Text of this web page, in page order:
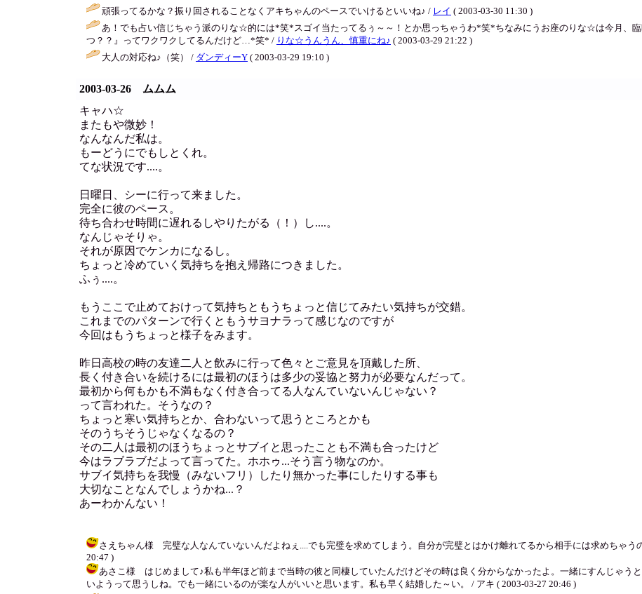
頑張ってるかな？振り回されることなくアキちゃんのペースでいけるといいね♪ / レイ ( 2003-03-30 11:30 )
あ！でも占い信じちゃう派のりな☆的には*笑*スゴイ当たってるぅ～～！とか思っちゃうわ*笑*ちなみにうお座のりな☆は今月、
つ？？』ってワクワクしてるんだけど…*笑* / りな☆うんうん、慎重にね♪ ( 2003-03-29 21:22 )
大人の対応ね♪（笑） / ダンディーY ( 2003-03-29 19:10 )
2003-03-26 ムムム
キャハ☆
またもや微妙！
なんなんだ私は。
もーどうにでもしとくれ。
てな状況です....。
日曜日、シーに行って来ました。
完全に彼のペース。
待ち合わせ時間に遅れるしやりたがる（！）し....。
なんじゃそりゃ。
それが原因でケンカになるし。
ちょっと冷めていく気持ちを抱え帰路につきました。
ふぅ....。
もうここで止めておけって気持ちともうちょっと信じてみたい気持ちが交錯。
これまでのパターンで行くともうサヨナラって感じなのですが
今回はもうちょっと様子をみます。
昨日高校の時の友達二人と飲みに行って色々とご意見を頂戴した所、
長く付き合いを続けるには最初のほうは多少の妥協と努力が必要なんだって。
最初から何もかも不満もなく付き合ってる人なんていないんじゃない？
って言われた。そうなの？
ちょっと寒い気持ちとか、合わないって思うところとかも
そのうちそうじゃなくなるの？
その二人は最初のほうちょっとサブイと思ったことも不満も合ったけど
今はラブラブだよって言ってた。ホホゥ...そう言う物なのか。
サブイ気持ちを我慢（みないフリ）したり無かった事にしたりする事も
大切なことなんでしょうかね...？
あーわかんない！
さえちゃん様 完璧な人なんていないんだよねぇ....でも完璧を求めてしまう。自分が完璧とはかけ離れてるから相手には求めちゃう
20:47 )
あさこ様 はじめまして♪私も半年ほど前まで当時の彼と同棲していたんだけどその時は良く分からなかったよ。一緒にすんじゃう
いようって思うしね。でも一緒にいるのが楽な人がいいと思います。私も早く結婚した～い。 / アキ ( 2003-03-27 20:46 )